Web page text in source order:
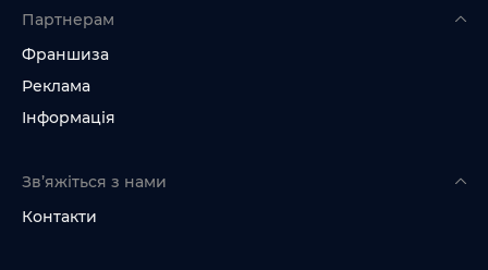
Партнерам
Франшиза
Реклама
Інформація
Зв’яжіться з нами
Контакти